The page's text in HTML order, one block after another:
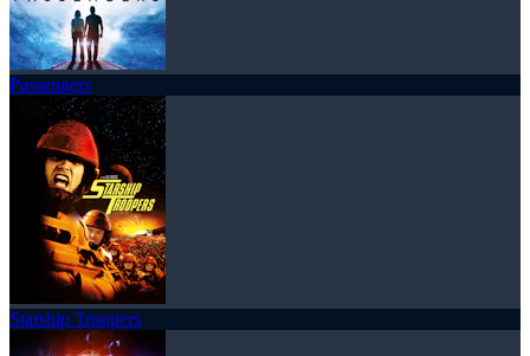
Passengers
Starship Troopers